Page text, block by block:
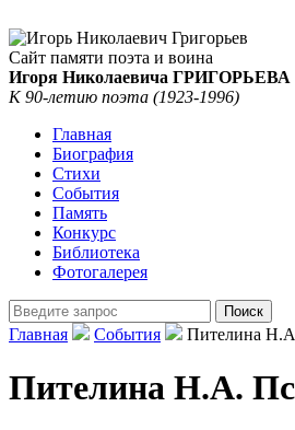
Сайт памяти поэта и воина
Игоря Николаевича ГРИГОРЬЕВА
К 90-летию поэта (1923-1996)
Главная
Биография
Стихи
События
Память
Конкурс
Библиотека
Фотогалерея
Главная События Пителина
Пителина Н.А.